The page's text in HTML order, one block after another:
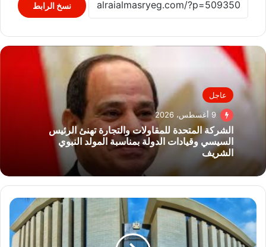
نسخ الرابط
عاجل
9 أغسطس، 2026
الشركة المتحدة للمقاولات والتجارة تهنئ الرئيس
السيسي وقيادات الدولة بمناسبة المولد النبوي
الشريف
الثقافة
تستعد
لإطلاق
مشروع